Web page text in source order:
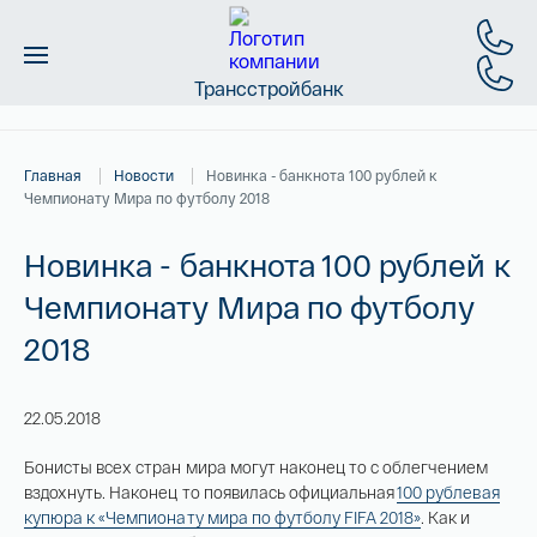
Трансстройбанк
Слитки
Новинки
Скидки
Магазин
Контакты
Главная Новости
Новинка - банкнота 100 рублей к
Чемпионату Мира по футболу 2018
Новинка - банкнота 100 рублей к
Чемпионату Мира по футболу
2018
22.05.2018
Бонисты всех стран мира могут наконец то с облегчением
вздохнуть. Наконец то появилась официальная100 рублевая
купюра к «Чемпионату мира по футболу FIFA 2018». Как и